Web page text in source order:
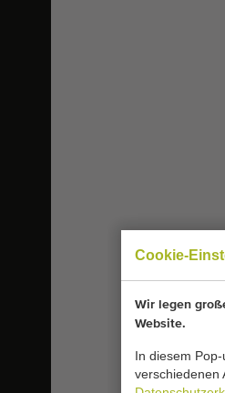
Cookie-
Wir legen
Website.
In diesem
verschiedenen